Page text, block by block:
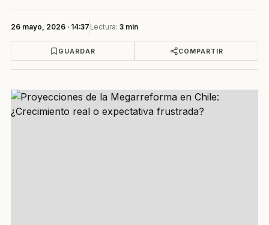
26 mayo, 2026 · 14:37 Lectura: 3 min
GUARDAR COMPARTIR